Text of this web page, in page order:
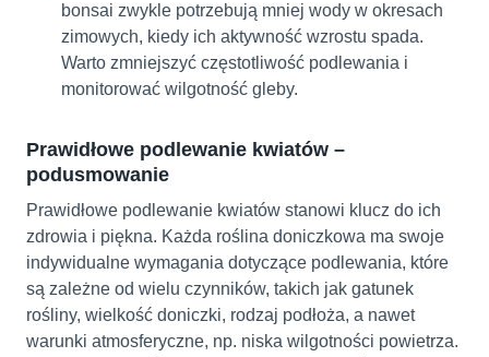
bonsai zwykle potrzebują mniej wody w okresach
zimowych, kiedy ich aktywność wzrostu spada.
Warto zmniejszyć częstotliwość podlewania i
monitorować wilgotność gleby.
Prawidłowe podlewanie kwiatów –
podusmowanie
Prawidłowe podlewanie kwiatów stanowi klucz do ich
zdrowia i piękna. Każda roślina doniczkowa ma swoje
indywidualne wymagania dotyczące podlewania, które
są zależne od wielu czynników, takich jak gatunek
rośliny, wielkość doniczki, rodzaj podłoża, a nawet
warunki atmosferyczne, np. niska wilgotności powietrza.